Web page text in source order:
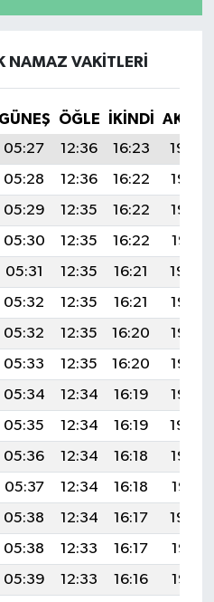
NAMAZ VAKITLERI
GÜNEŞ ÖĞLE İKINDI
05:27 12:36 16:23
19:34
05:28 12:36 16:22
19:33
05:29 12:35 16:22
19:32
05:30 12:35 16:22
19:31
05:31 12:35 16:21
19:30
05:32 12:35 16:21
19:28
05:32 12:35 16:20
19:27
05:33 12:35 16:20
19:26
05:34 12:34 16:19
19:25
05:35 12:34 16:19
19:24
05:36 12:34 16:18
19:22
05:37 12:34 16:18
19:21
05:38 12:34 16:17
19:20
05:38 12:33 16:17
19:18
05:39 12:33 16:16
19:17